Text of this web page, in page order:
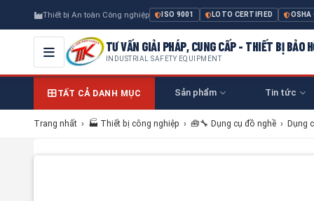
Thiết bị An toàn Công nghiệp ISO 9001 LOTO CERTIFIED OSHA
TƯ VẤN GIẢI PHÁP, CUNG CẤP - THIẾT BỊ BẢO
INDUSTRIAL SAFETY EQUIPMENT
TẤT CẢ DANH MỤC Sản phẩm Tin tức
Trang nhất › 🏭 Thiết bị công nghiệp › 🧰🔧 Dụng cụ đồ nghề › Dụng